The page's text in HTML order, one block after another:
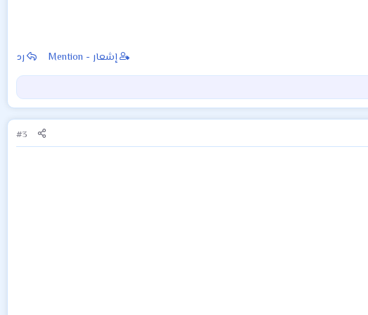
إشعار - Mention رد
#3